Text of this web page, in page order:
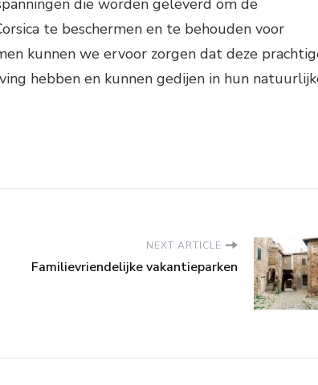
die worden geleverd om de
te beschermen en te behouden voor
kunnen we ervoor zorgen dat deze
hebben en kunnen gedijen in hun
NEXT ARTICLE
Familievriendelijke vakantieparken